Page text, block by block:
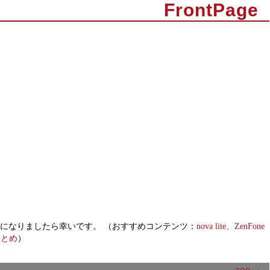
FrontPage
なりましたら幸いです。 （おすすめコンテンツ： nova lite、ZenFone
め ）